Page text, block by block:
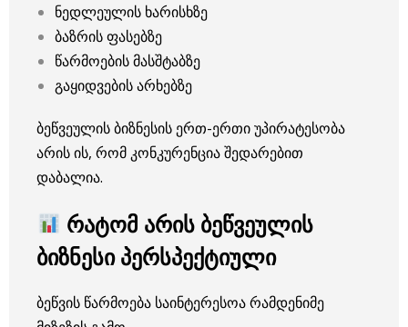
ნედლეულის ხარისხზე
ბაზრის ფასებზე
წარმოების მასშტაბზე
გაყიდვების არხებზე
ბეწვეულის ბიზნესის ერთ-ერთი უპირატესობა
არის ის, რომ კონკურენცია შედარებით
დაბალია.
რატომ არის ბეწვეულის
ბიზნესი პერსპექტიული
ბეწვის წარმოება საინტერესოა რამდენიმე